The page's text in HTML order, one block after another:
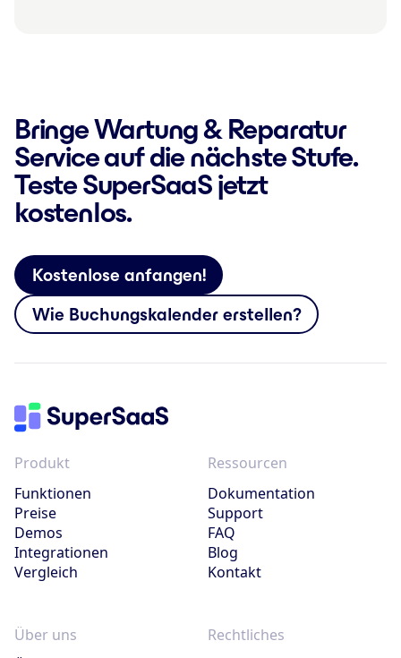
Bringe Wartung & Reparatur
Service auf die nächste Stufe.
Teste SuperSaaS jetzt
kostenlos.
Kostenlose anfangen!
Wie Buchungskalender erstellen?
Produkt
Funktionen
Preise
Demos
Integrationen
Vergleich
Ressourcen
Dokumentation
Support
FAQ
Blog
Kontakt
Über uns
Rechtliches